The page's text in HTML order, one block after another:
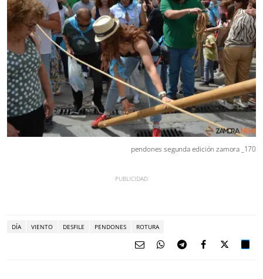
pendones segunda edición zamora _170
DÍA VIENTO DESFILE PENDONES ROTURA